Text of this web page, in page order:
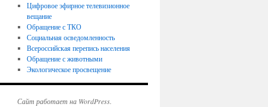
Цифровое эфирное телевизионное
вещание
Обращение с ТКО
Социальная осведомленность
Всероссийская перепись населения
Обращение с животными
Экологическое просвещение
Сайт работает на WordPress.